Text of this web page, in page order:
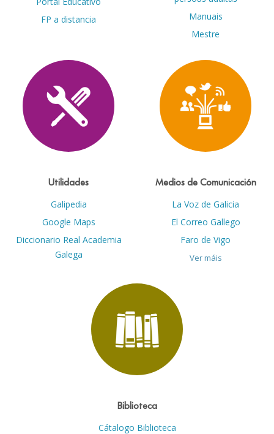
FP a distancia
Manuais
Mestre
Utilidades
Galipedia
Google Maps
Diccionario Real Academia
Galega
Medios de Comunicación
La Voz de Galicia
El Correo Gallego
Faro de Vigo
Ver máis
Biblioteca
Cátalogo Biblioteca